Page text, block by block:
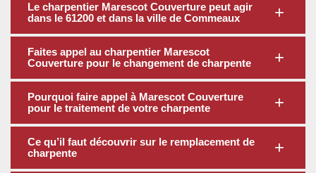
Le charpentier Marescot Couverture peut agir
dans le 61200 et dans la ville de Commeaux
Faites appel au charpentier Marescot
Couverture pour le changement de charpente
Pourquoi faire appel à Marescot Couverture
pour le traitement de votre charpente
Ce qu’il faut découvrir sur le remplacement de
charpente